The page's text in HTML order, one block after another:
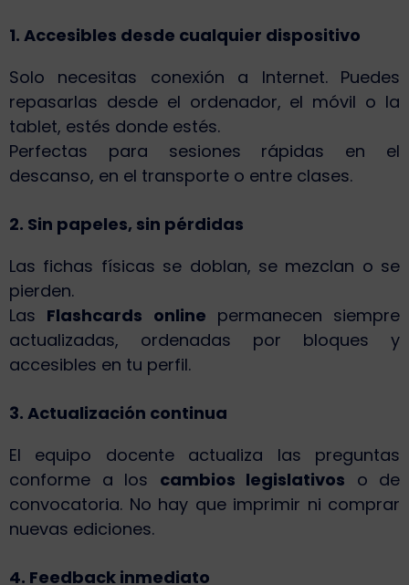
1. Accesibles desde cualquier dispositivo
Solo necesitas conexión a Internet. Puedes
repasarlas desde el ordenador, el móvil o la
tablet, estés donde estés.
Perfectas para sesiones rápidas en el
descanso, en el transporte o entre clases.
2. Sin papeles, sin pérdidas
Las fichas físicas se doblan, se mezclan o se
pierden.
Las Flashcards online permanecen siempre
actualizadas, ordenadas por bloques y
accesibles en tu perfil.
3. Actualización continua
El equipo docente actualiza las preguntas
conforme a los cambios legislativos o de
convocatoria. No hay que imprimir ni comprar
nuevas ediciones.
4. Feedback inmediato